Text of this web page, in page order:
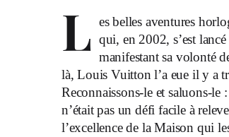
L es belles aventures
qui, en 2002, s’est
manifestant sa volonté
là, Louis Vuitton l’a eue il y a
Reconnaissons-le et saluons-
n’était pas un défi facile à
l’excellence de la Maison qui